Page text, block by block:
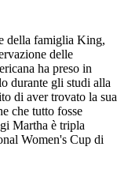
della famiglia King,
delle
ha preso in
durante gli studi alla
di aver trovato la sua
che tutto fosse
Martha è tripla
Women's Cup di